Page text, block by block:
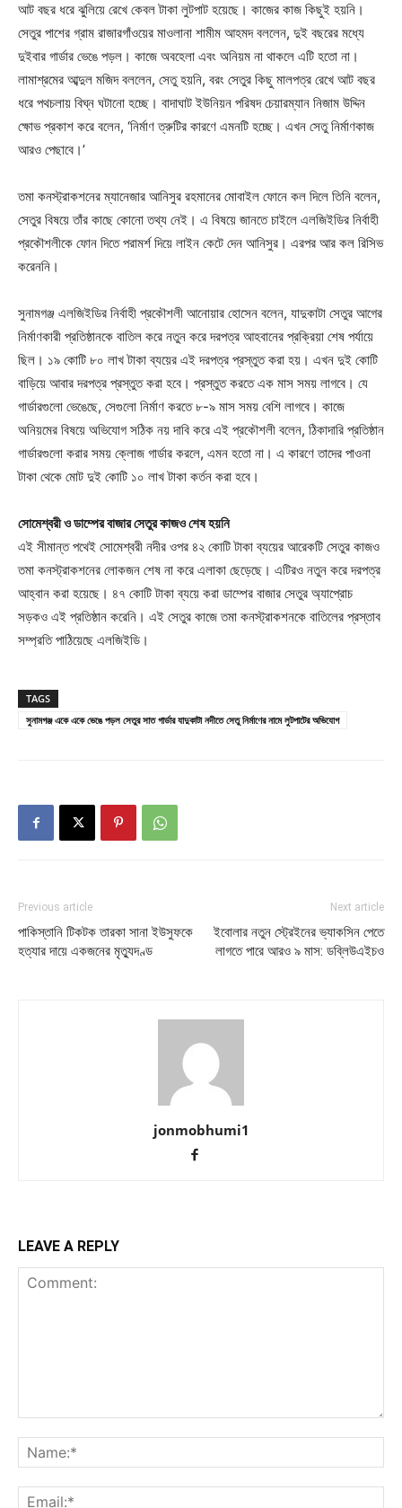
আট বছর ধরে ঝুলিয়ে রেখে কেবল টাকা লুটপাট হয়েছে। কাজের কাজ কিছুই হয়নি।
সেতুর পাশের গ্রাম রাজারগাঁওয়ের মাওলানা শামীম আহমদ বললেন, দুই বছরের মধ্যে
দুইবার গার্ডার ভেঙে পড়ল। কাজে অবহেলা এবং অনিয়ম না থাকলে এটি হতো না।
লামাশ্রমের আব্দুল মজিদ বললেন, সেতু হয়নি, বরং সেতুর কিছু মালপত্র রেখে আট বছর
ধরে পথচলায় বিঘ্ন ঘটানো হচ্ছে। বাদাঘাট ইউনিয়ন পরিষদ চেয়ারম্যান নিজাম উদ্দিন
ক্ষোভ প্রকাশ করে বলেন, ‘নির্মাণ ত্রুটির কারণে এমনটি হচ্ছে। এখন সেতু নির্মাণকাজ
আরও পেছাবে।’
তমা কনস্ট্রাকশনের ম্যানেজার আনিসুর রহমানের মোবাইল ফোনে কল দিলে তিনি বলেন,
সেতুর বিষয়ে তাঁর কাছে কোনো তথ্য নেই। এ বিষয়ে জানতে চাইলে এলজিইডির নির্বাহী
প্রকৌশলীকে ফোন দিতে পরামর্শ দিয়ে লাইন কেটে দেন আনিসুর। এরপর আর কল রিসিভ
করেননি।
সুনামগঞ্জ এলজিইডির নির্বাহী প্রকৌশলী আনোয়ার হোসেন বলেন, যাদুকাটা সেতুর আগের
নির্মাণকারী প্রতিষ্ঠানকে বাতিল করে নতুন করে দরপত্র আহবানের প্রক্রিয়া শেষ পর্যায়ে
ছিল। ১৯ কোটি ৮০ লাখ টাকা ব্যয়ের এই দরপত্র প্রস্তুত করা হয়। এখন দুই কোটি
বাড়িয়ে আবার দরপত্র প্রস্তুত করা হবে। প্রস্তুত করতে এক মাস সময় লাগবে। যে
গার্ডারগুলো ভেঙেছে, সেগুলো নির্মাণ করতে ৮-৯ মাস সময় বেশি লাগবে। কাজে
অনিয়মের বিষয়ে অভিযোগ সঠিক নয় দাবি করে এই প্রকৌশলী বলেন, ঠিকাদারি প্রতিষ্ঠান
গার্ডারগুলো করার সময় ক্লোজ গার্ডার করলে, এমন হতো না। এ কারণে তাদের পাওনা
টাকা থেকে মোট দুই কোটি ১০ লাখ টাকা কর্তন করা হবে।
সোমেশ্বরী ও ডাম্পের বাজার সেতুর কাজও শেষ হয়নি
এই সীমান্ত পথেই সোমেশ্বরী নদীর ওপর ৪২ কোটি টাকা ব্যয়ের আরেকটি সেতুর কাজও
তমা কনস্ট্রাকশনের লোকজন শেষ না করে এলাকা ছেড়েছে। এটিরও নতুন করে দরপত্র
আহ্বান করা হয়েছে। ৪৭ কোটি টাকা ব্যয়ে করা ডাম্পের বাজার সেতুর অ্যাপ্রোচ
সড়কও এই প্রতিষ্ঠান করেনি। এই সেতুর কাজে তমা কনস্ট্রাকশনকে বাতিলের প্রস্তাব
সম্প্রতি পাঠিয়েছে এলজিইডি।
TAGS
সুনামগঞ্জ একে একে ভেঙে পড়ল সেতুর সাত গার্ডার যাদুকাটা নদীতে সেতু নির্মাণের নামে লুটপাটের অভিযোগ
Previous article
পাকিস্তানি টিকটক তারকা সানা ইউসুফকে
হত্যার দায়ে একজনের মৃত্যুদণ্ড
Next article
ইবোলার নতুন স্ট্রেইনের ভ্যাকসিন পেতে
লাগতে পারে আরও ৯ মাস: ডব্লিউএইচও
jonmobhumi1
LEAVE A REPLY